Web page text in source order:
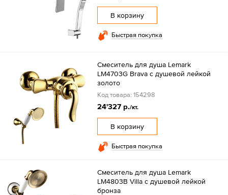
В корзину
Быстрая покупка
Смеситель для душа Lemark
LM4703G Brava с душевой лейкой
золото
Код товара: 154298
24'327 р./кт.
В корзину
Быстрая покупка
Смеситель для душа Lemark
LM4803B Villa с душевой лейкой
бронза